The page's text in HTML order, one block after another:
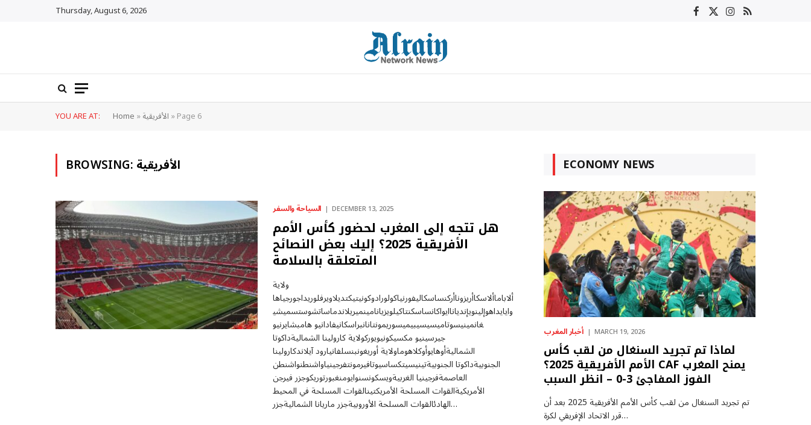
Thursday, August 6, 2026 Facebook
X Instagram
RSS
YOU ARE AT: Home»الأفريقية»Page 6
BROWSING:الأفريقية
السياحة والسفر DECEMBER 13, 2025
هل تتجه إلى المغرب لحضور كأس الأمم
الأفريقية 2025؟ إليك بعض النصائح
المتعلقة بالسلامة
ولاية
ألاباماألاسكاأريزوناأركنساسكاليفورنياكولورادوكونيتيكتديلاويرفلوريداجورجياها
وايايداهوإلينويإندياناايواكانساسكنتاكيلويزيانامينميريلاندماساتشوستسميشي
غانمينيسوتاميسيسيبيميسوريمونتانانبراسكانيفادانيو هامبشايرنيو
جيرسينيو مكسيكونيويوركولاية كارولينا الشماليةداكوتا
الشماليةأوهايوأوكلاهوماولاية أوريغونبنسلفانيارود آيلاندكارولينا
الجنوبيةداكوتا الجنوبيةتينيسيتكساسيوتافيرمونتفرجينياواشنطنواشنطن
العاصمةفرجينيا الغربيةويسكونسنوايومنغبورتوريكوجزر فيرجن
الأمريكيةالقوات المسلحة الأمريكتينالقوات المسلحة في المحيط
الهادئالقوات المسلحة الأوروبيةجزر ماريانا الشماليةجزر…
ECONOMY NEWS
أخبار المغرب MARCH 19, 2026
لماذا تم تجريد السنغال من لقب كأس
الأمم الأفريقية 2025؟ CAF يمنح المغرب
الفوز المفاجئ 3-0 – انظر السبب
تم تجريد السنغال من لقب كأس الأمم الأفريقية 2025 بعد أن
قرر الاتحاد الإفريقي لكرة…